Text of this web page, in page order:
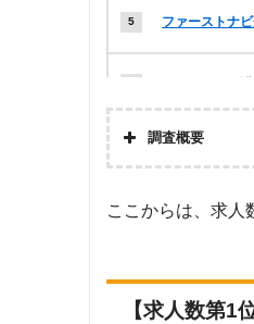
ファーストナ
介護ワーク
マイナビ介護職
調査概要
株式会社アドバン
ージェントのうち
ここからは、求人
【求人数第1